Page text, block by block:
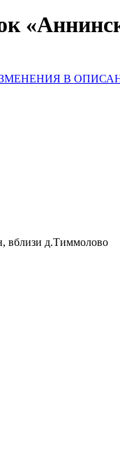
ИЗМЕНЕНИЯ В
вблизи д.Тиммолово